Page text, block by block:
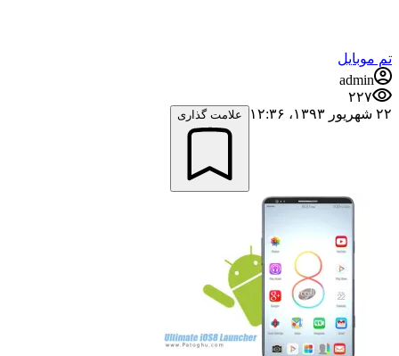
موبایل
admin
۲۲۷
۱۳۹۳،‏ ۱۲:۳۶
علامت گذاری